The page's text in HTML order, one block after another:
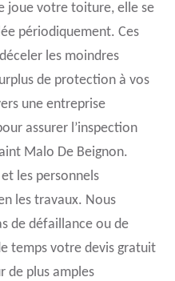
joue votre toiture, elle se
périodiquement. Ces
les moindres
de protection à vos
une entreprise
assurer l’inspection
Malo De Beignon.
les personnels
les travaux. Nous
de défaillance ou de
temps votre devis gratuit
de plus amples